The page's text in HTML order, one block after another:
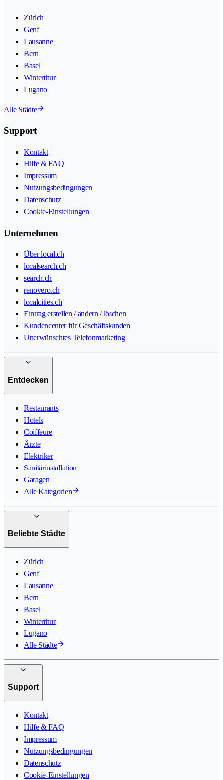
Zürich
Genf
Lausanne
Bern
Basel
Winterthur
Lugano
Alle Städte
Support
Kontakt
Hilfe & FAQ
Impressum
Nutzungsbedingungen
Datenschutz
Cookie-Einstellungen
Unternehmen
Über local.ch
localsearch.ch
search.ch
renovero.ch
localcities.ch
Eintrag erstellen / ändern / löschen
Kundencenter für Geschäftskunden
Unerwünschtes Telefonmarketing
Entdecken
Restaurants
Hotels
Coiffeure
Ärzte
Elektriker
Sanitärinstallation
Garagen
Alle Kategorien
Beliebte Städte
Zürich
Genf
Lausanne
Bern
Basel
Winterthur
Lugano
Alle Städte
Support
Kontakt
Hilfe & FAQ
Impressum
Nutzungsbedingungen
Datenschutz
Cookie-Einstellungen